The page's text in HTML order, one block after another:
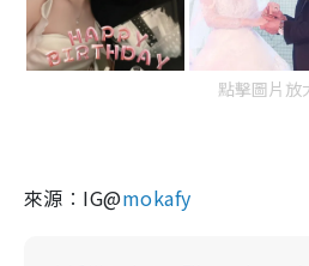
點擊圖片放
來源︰IG@mokafy